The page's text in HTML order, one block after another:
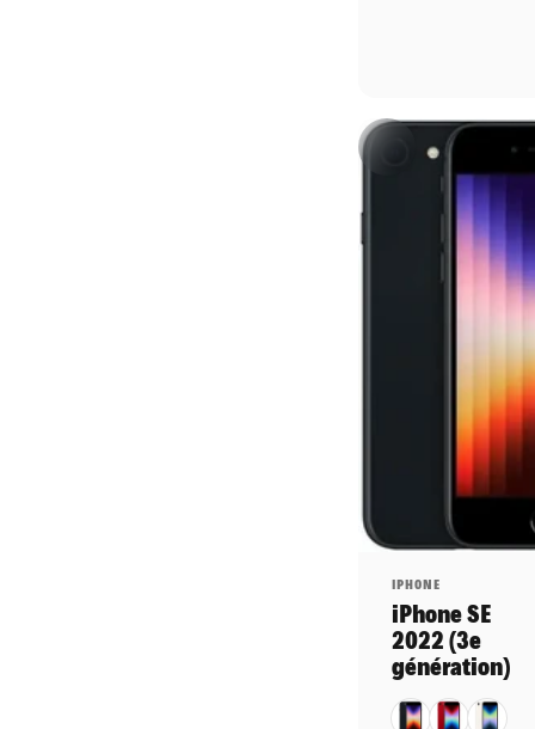
Distributeur:
IPHONE
iPhone SE
2022 (3e
génération)
NoirRougeBlanc